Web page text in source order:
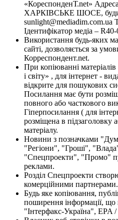
«КореспонденТ.net»
ХАРКІВСЬКЕ ШОСЕ,
sunlight@mediadim.com.ua
Ідентифікатор медіа –
Використання будь-яких
сайті, дозволяється за
Корреспондент.net.
При копіюванні
і світу» , для інтернет -
відкрите для пошукових
Посилання має бути
повного або часткового
Гіперпосилання ( для
розміщена в підзаголовку
матеріалу.
Новини з позначками
"Регіони", "Гроші",
"Спецпроекти", "Промо"
реклами.
Розділ Спецпроекти
комерційними партнерами.
Будь яке копіювання,
поширення інформації, що
"Інтерфакс-Україна", EPA